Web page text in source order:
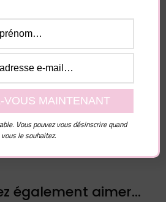
Article suivant
Faut-Il Chercher A
Récupérer Son Ex ?
#recuperersonex
#récupérersonex
#seremettreavecsonex
également aimer...
Vous pouvez vous désinscrire quand
vous le souhaitez.